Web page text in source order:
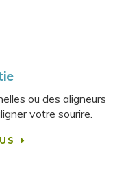
ou des aligneurs
votre sourire.